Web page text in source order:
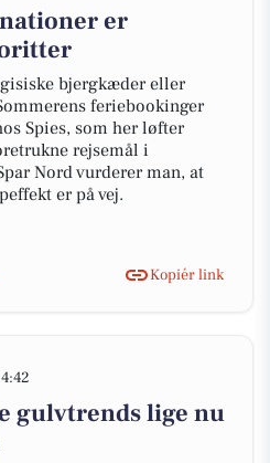
er
bjergkæder eller
feriebookinger
Spies, som her løfter
rejsemål i
Nord vurderer man, at
er på vej.
Kopiér link
gulvtrends lige nu